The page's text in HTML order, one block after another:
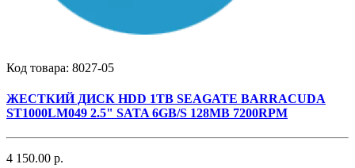
Код товара: 8027-05
ЖЕСТКИЙ ДИСК HDD 1TB SEAGATE BARRACUDA
ST1000LM049 2.5" SATA 6GB/S 128MB 7200RPM
4 150.00 р.